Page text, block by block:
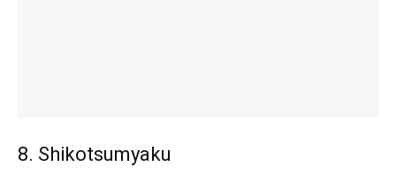
8. Shikotsumyaku